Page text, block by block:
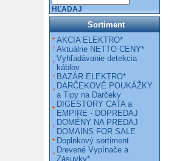
HĽADAJ
Sortiment
AKCIA ELEKTRO*
Aktuálne NETTO CENY*
Vyhľadávanie detekcia
káblov
BAZÁR ELEKTRO*
DARČEKOVÉ POUKÁŽKY
a Tipy na Darčeky
DIGESTORY CATA a
EMPIRE - DOPREDAJ
DOMÉNY NA PREDAJ
DOMAINS FOR SALE
Doplnkový sortiment
Drevené Vypínače a
Zásuvky*